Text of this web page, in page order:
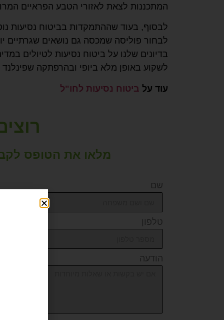
המתכננות לצאת לאזורי הטבע הפראיים
לבסוף, בעוד שההתמקדות בביטוח נסיעות
לבחור פוליסה שמכסה גם נושאים שגרתיים
בדיונים שלנו על ביטוח נסיעות לטיולים
לשקוע באופן מלא ביופי ובהרפתקה שפינלנד
עוד על ביטוח נסיעות לחו"ל
מלאו את הטופס
שם
טלפון
הודעה